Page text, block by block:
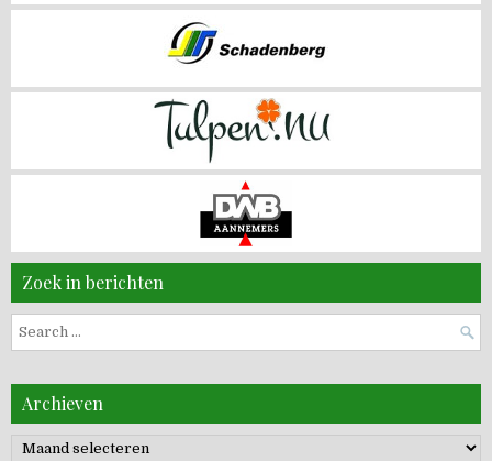
Zoek in berichten
Search
for:
Archieven
Archieven